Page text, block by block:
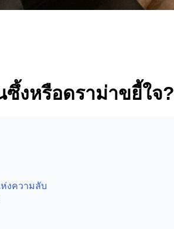
งหรือดราม่าขยี้ใจ?
งความลับ